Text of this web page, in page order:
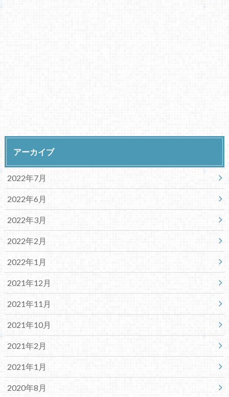
アーカイブ
2022年7月
2022年6月
2022年3月
2022年2月
2022年1月
2021年12月
2021年11月
2021年10月
2021年2月
2021年1月
2020年8月